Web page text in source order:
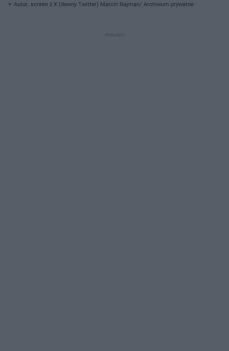
Autor: screen z X (dawny Twitter) Marcin Najman/ Archiwum prywatne